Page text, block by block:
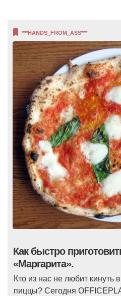
***HANDS_FROM_ASS***
Как быстро
«Маргарита».
Кто из нас не любит кинуть
пиццы? Сегодня